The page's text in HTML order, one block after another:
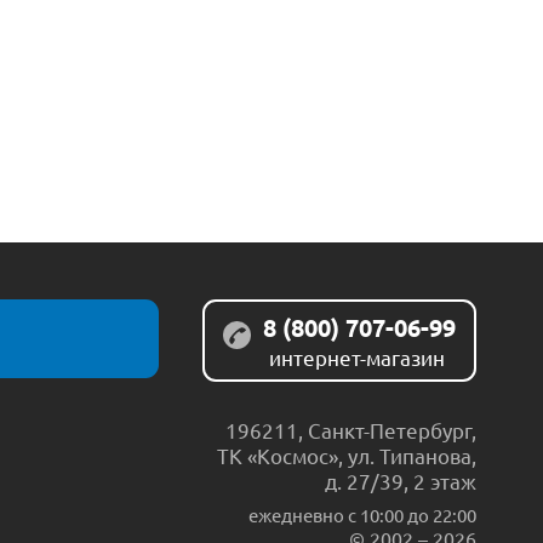
8 (800) 707-06-99
интернет-магазин
196211 Санкт-Петербург,
ТК «Космос», ул. Типанова,
д. 27/39, 2 этаж
ежедневно c 10:00 до 22:00
© 2002 – 2026